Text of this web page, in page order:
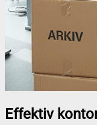
Effektiv